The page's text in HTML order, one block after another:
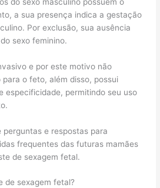
a sua presença indica a gestação
Por exclusão, sua ausência
sexo feminino.
e por este motivo não
o feto, além disso, possui
especificidade, permitindo seu uso
perguntas e respostas para
frequentes das futuras mamães
de sexagem fetal.
de sexagem fetal?